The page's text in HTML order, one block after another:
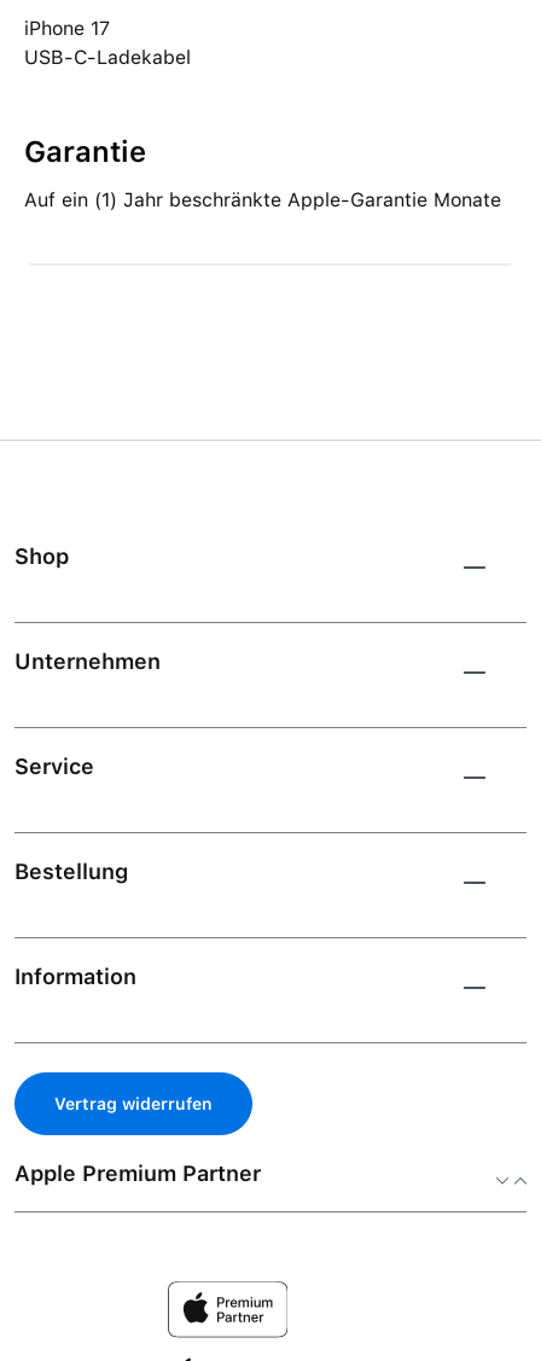
iPhone 17
USB-C-Ladekabel
Garantie
Auf ein (1) Jahr beschränkte Apple-Garantie Monate
Shop
Unternehmen
Service
Bestellung
Information
Vertrag widerrufen
Apple Premium Partner